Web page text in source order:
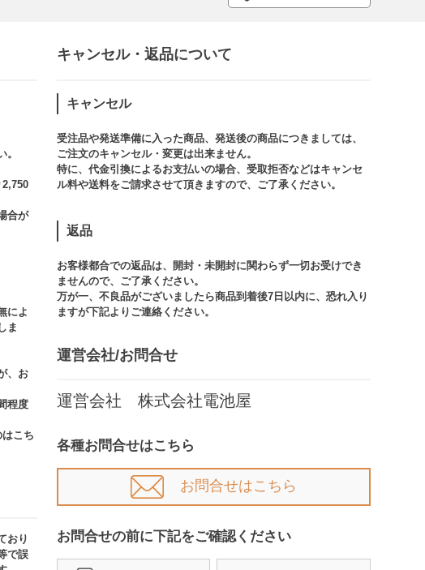
。​
合が
によ
ま
、お
程度
こち
おり
で誤
キャンセル・返品について​
キャンセル
受注品や発送準備に入った商品、発送後の商品につきましては、
ご注文のキャンセル・変更は出来ません。​
特に、代金引換によるお支払いの場合、受取拒否などはキャンセ
ル料や送料をご請求させて頂きますので、ご了承ください。​
返品
お客様都合での返品は、開封・未開封に関わらず一切お受けでき
ませんので、ご了承ください。​​
万が一、不良品がございましたら商品到着後7日以内に、恐れ入り
ますが下記よりご連絡ください。
運営会社/お問合せ​
運営会社 株式会社電池屋
各種お問合せはこちら
お問合せはこちら
お問合せの前に下記をご確認ください​